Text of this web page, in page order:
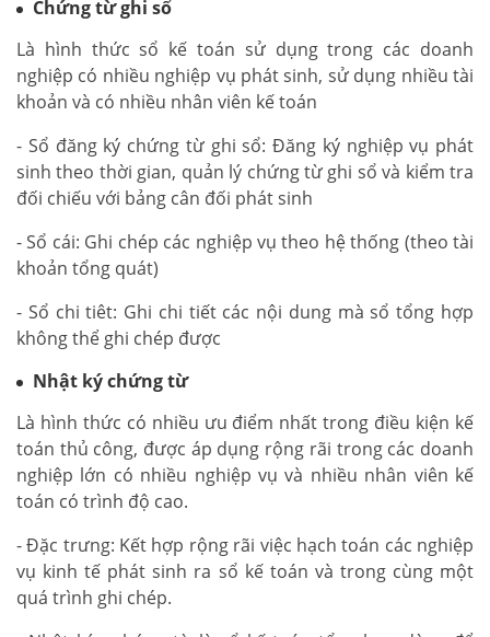
Chứng từ ghi sổ
Là hình thức sổ kế toán sử dụng trong các doanh
nghiệp có nhiều nghiệp vụ phát sinh, sử dụng nhiều tài
khoản và có nhiều nhân viên kế toán
- Sổ đăng ký chứng từ ghi sổ: Đăng ký nghiệp vụ phát
sinh theo thời gian, quản lý chứng từ ghi sổ và kiểm tra
đối chiếu với bảng cân đối phát sinh
- Sổ cái: Ghi chép các nghiệp vụ theo hệ thống (theo tài
khoản tổng quát)
- Sổ chi tiêt: Ghi chi tiết các nội dung mà sổ tổng hợp
không thể ghi chép được
Nhật ký chứng từ
Là hình thức có nhiều ưu điểm nhất trong điều kiện kế
toán thủ công, được áp dụng rộng rãi trong các doanh
nghiệp lớn có nhiều nghiệp vụ và nhiều nhân viên kế
toán có trình độ cao.
- Đặc trưng: Kết hợp rộng rãi việc hạch toán các nghiệp
vụ kinh tế phát sinh ra sổ kế toán và trong cùng một
quá trình ghi chép.